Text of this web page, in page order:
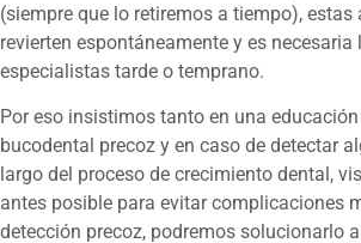
(siempre que lo retiremos a tiempo), estas
revierten espontáneamente y es
especialistas tarde o temprano.
Por eso insistimos tanto en una
bucodental precoz y en caso de detectar
largo del proceso de crecimiento dental,
antes posible para evitar complicaciones
detección precoz, podremos solucionarlo